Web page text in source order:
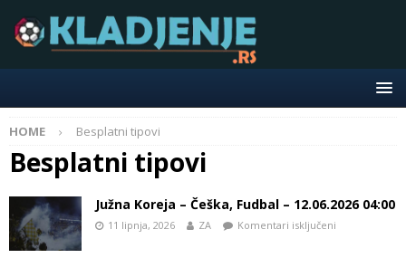
HOME Besplatni tipovi
Besplatni tipovi
Južna Koreja – Češka, Fudbal – 12.06.2026 04:00
11 lipnja, 2026 ZA Komentari isključeni